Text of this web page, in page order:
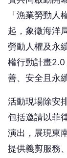
起，象徵海
勞動人權及永
權行動計畫
善、安全且永
活動現場除安
包括邀請以菲
演出，展現東
提供義剪服務
驗，小港醫院